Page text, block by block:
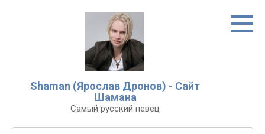
Shaman (Ярослав Дронов) - Сайт
Шамана
Самый русский певец